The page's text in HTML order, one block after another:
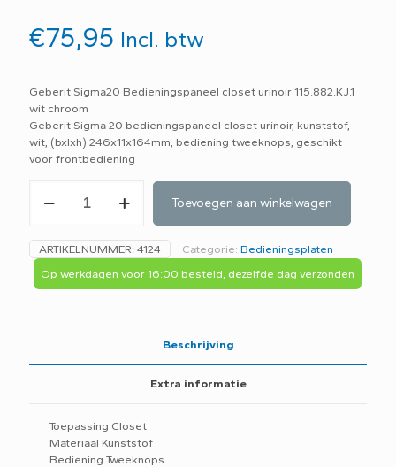
€75,95 Incl. btw
Geberit Sigma20 Bedieningspaneel closet urinoir 115.882.KJ.1
wit chroom
Geberit Sigma 20 bedieningspaneel closet urinoir, kunststof,
wit, (bxlxh) 246x11x164mm, bediening tweeknops, geschikt
voor frontbediening
Sigma20
closet
urinoir
115.882.KJ.1
wit
Toevoegen aan winkelwagen
ARTIKELNUMMER: 4124 Categorie: Bedieningsplaten
Op werkdagen voor 16:00 besteld, dezelfde dag verzonden
Beschrijving
Extra informatie
Toepassing Closet
Materiaal Kunststof
Bediening Tweeknops